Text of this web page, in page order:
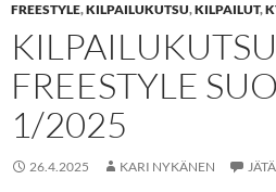
FREESTYLE,KILPAILUKUTSU,KILPAILUT,
FREESTYLE
1/2025
26.4.2025 KARI NYKÄNEN